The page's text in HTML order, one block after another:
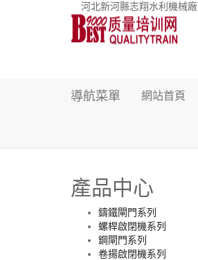
河北新河縣志翔水利機械廠
導航菜單 網站首頁
產品中心
鑄鐵閘門系列
螺桿啟閉機系列
鋼閘門系列
卷揚啟閉機系列